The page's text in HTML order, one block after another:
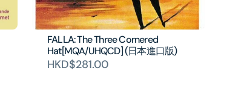
FALLA: The Three Cornered
Hat[MQA/UHQCD] (日本進口版)
HKD$281.00